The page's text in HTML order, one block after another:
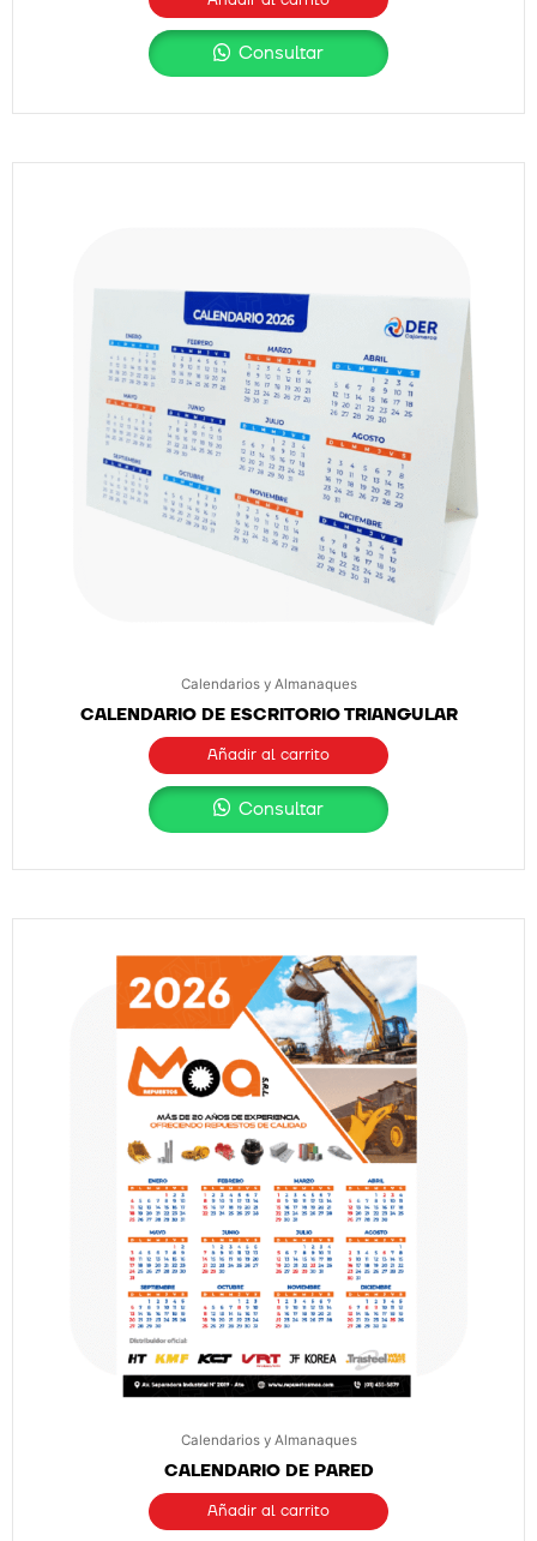
Consultar
Calendarios y Almanaques
CALENDARIO DE ESCRITORIO TRIANGULAR
Añadir al carrito
Consultar
Calendarios y Almanaques
CALENDARIO DE PARED
Añadir al carrito